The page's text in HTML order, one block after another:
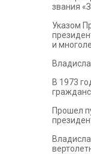
звания
Указом
и
В 1973
Прошел